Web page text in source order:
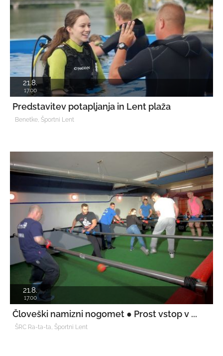
21.8.
17.00
Predstavitev potapljanja in Lent plaža
Benetke, Športni Lent
21.8.
17.00
Človeški namizni nogomet ● Prost vstop v ...
ŠRC Ra-ta-ta, Športni Lent